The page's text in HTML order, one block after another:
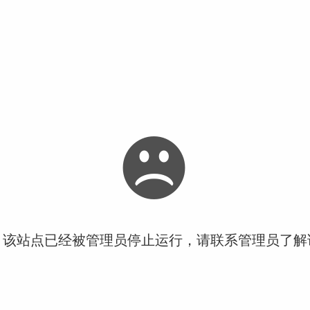
站点已经被管理员停止运行，请联系管理员了